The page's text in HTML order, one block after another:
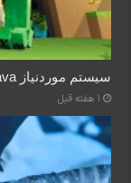
سیستم موردنیاز Minecraft Java پس از ۱۷ سال تغییر کرد
1 هفته قبل